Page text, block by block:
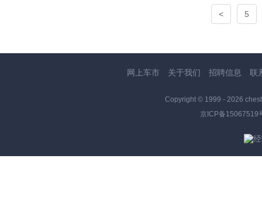
活，
怀和
续秉
< 5
网上车市 关于我们 招聘信息 联
Copyright © 1999 - 2026
京ICP备15067519